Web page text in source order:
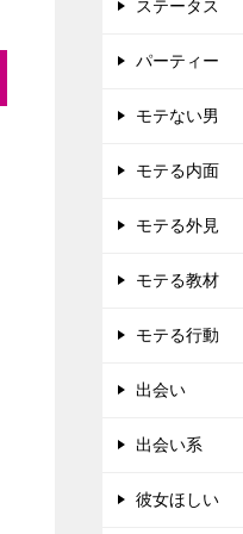
ステータス
パーティー
モテない男
モテる内面
モテる外見
モテる教材
モテる行動
出会い
出会い系
彼女ほしい